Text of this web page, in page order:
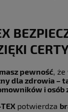
masz pewność,
dla zdrowia –
i
potwierdza